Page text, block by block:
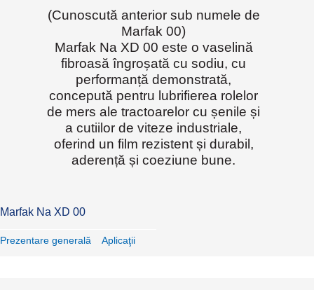
(Cunoscută anterior sub numele de
Marfak 00)
Marfak Na XD 00 este o vaselină
fibroasă îngroșată cu sodiu, cu
performanță demonstrată,
concepută pentru lubrifierea rolelor
de mers ale tractoarelor cu șenile și
a cutiilor de viteze industriale,
oferind un film rezistent și durabil,
aderență și coeziune bune.
Marfak Na XD 00
Prezentare generală Aplicaţii